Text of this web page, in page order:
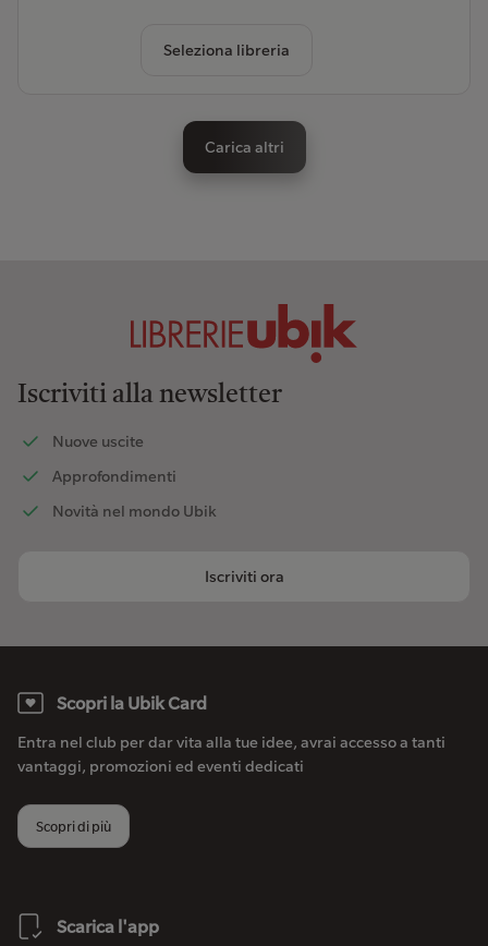
Seleziona libreria
Carica altri
Iscriviti alla newsletter
Nuove uscite
Approfondimenti
Novità nel mondo Ubik
Iscriviti ora
Scopri la Ubik Card
Entra nel club per dar vita alla tue idee, avrai accesso a tanti
vantaggi, promozioni ed eventi dedicati
Scopri di più
Scarica l'app